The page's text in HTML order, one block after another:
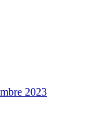
2023